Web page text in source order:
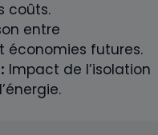
coûts.
entre
économies futures.
Impact de l’isolation